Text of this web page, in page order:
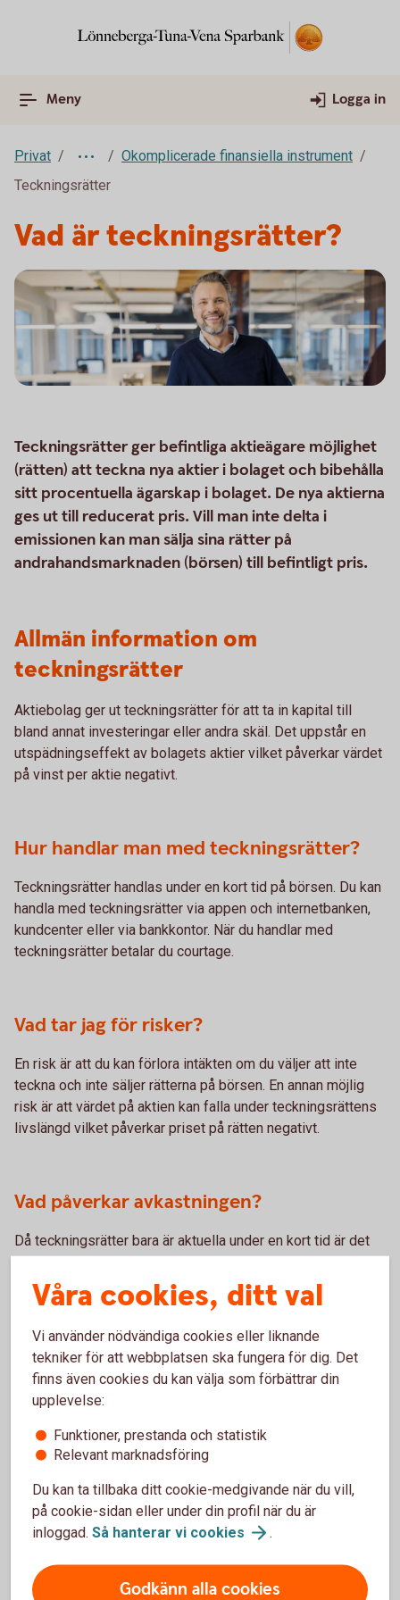
Meny Logga in
Privat
Okomplicerade finansiella instrument
Teckningsrätter
Vad är teckningsrätter?
Teckningsrätter ger befintliga aktieägare möjlighet
(rätten) att teckna nya aktier i bolaget och bibehålla
sitt procentuella ägarskap i bolaget. De nya aktierna
ges ut till reducerat pris. Vill man inte delta i
emissionen kan man sälja sina rätter på
andrahandsmarknaden (börsen) till befintligt pris.
Allmän information om
teckningsrätter
Aktiebolag ger ut teckningsrätter för att ta in kapital till
bland annat investeringar eller andra skäl. Det uppstår en
utspädningseffekt av bolagets aktier vilket påverkar värdet
på vinst per aktie negativt.
Hur handlar man med teckningsrätter?
Teckningsrätter handlas under en kort tid på börsen. Du kan
handla med teckningsrätter via appen och internetbanken,
kundcenter eller via bankkontor. När du handlar med
teckningsrätter betalar du courtage.
Vad tar jag för risker?
En risk är att du kan förlora intäkten om du väljer att inte
teckna och inte säljer rätterna på börsen. En annan möjlig
risk är att värdet på aktien kan falla under teckningsrättens
livslängd vilket påverkar priset på rätten negativt.
Vad påverkar avkastningen?
Då teckningsrätter bara är aktuella under en kort tid är det
huvudsakligen aktiens värde i relation till teckningskursen
som är avgörande för avkastningen. Om aktien handlas
under teckningskursen är det billigare att köpa aktien än att
köpa rätter att teckna.
För- och nackdelar med
teckningsrätter
Fördelar
Möjlighet att teckna nya aktier till reducerat pris.
rätter på andrahandsmarknaden.
Våra cookies, ditt val
Vi använder nödvändiga cookies eller liknande
tekniker för att webbplatsen ska fungera för dig. Det
finns även cookies du kan välja som förbättrar din
upplevelse:
Funktioner, prestanda och statistik
Relevant marknadsföring
Du kan ta tillbaka ditt cookie-medgivande när du vill,
på cookie-sidan eller under din profil när du är
inloggad. Så hanterar vi cookies .
Godkänn alla cookies